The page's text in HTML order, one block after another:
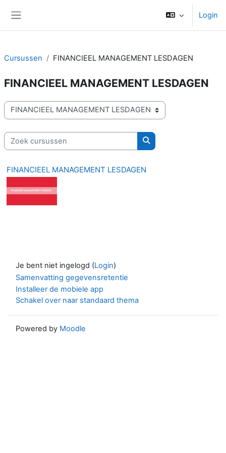
Login
Cursussen FINANCIEEL MANAGEMENT LESDAGEN
FINANCIEEL MANAGEMENT LESDAGEN
Cursuscategorieën
Zoek cursussen
Zoek cursussen
FINANCIEEL MANAGEMENT LESDAGEN
Je bent niet ingelogd (Login)
Samenvatting gegevensretentie
Installeer de mobiele app
Schakel over naar standaard thema
Powered by Moodle